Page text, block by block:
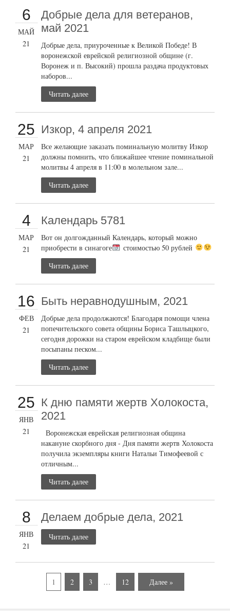
6
МАЙ
21
Добрые дела для ветеранов,
май 2021
Добрые дела, приуроченные к Великой Победе! В
воронежской еврейской религиозной общине (г.
Воронеж и п. Высокий) прошла раздача продуктовых
наборов...
Читать далее
25
МАР
21
Изкор, 4 апреля 2021
Все желающие заказать поминальную молитву Изкор
должны помнить, что ближайшее чтение поминальной
молитвы 4 апреля в 11:00 в молельном зале...
Читать далее
4
МАР
21
Календарь 5781
Вот он долгожданный Календарь, который можно
приобрести в синагоге
стоимостью 50 рублей
Читать далее
16
ФЕВ
21
Быть неравнодушным, 2021
Добрые дела продолжаются! Благодаря помощи члена
попечительского совета общины Бориса Ташлыцкого,
сегодня дорожки на старом еврейском кладбище были
посыпаны песком...
Читать далее
25
ЯНВ
21
К дню памяти жертв Холокоста,
2021
Воронежская еврейская религиозная община
накануне скорбного дня - Дня памяти жертв Холокоста
получила экземпляры книги Натальи Тимофеевой с
отличным...
Читать далее
8
ЯНВ
21
Делаем добрые дела, 2021
Читать далее
1 2 3 … 12 Далее »